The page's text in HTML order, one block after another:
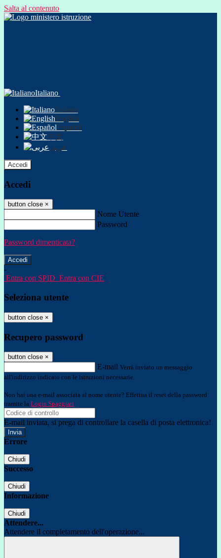
Salta al contenuto
Italiano
Italiano
English
Español
中文
عربى
Accedi
Accedi
button close ×
Nome Utente
Password
Password dimenticata?
-
Entra con SPID Entra con CIE
Seleziona utente
button close ×
Recupero password
button close ×
E-mail Verrà inviato un messaggio
all'indirizzo indicato con le istruzioni necessarie.
Non hai una e-mail associata al nome utente? Effettua il reset della password
tramite la Login Spaggiari
E-mail inviata, si prega di controllare la casella di posta elettronica!
Errore
Chiudi
Successo
Chiudi
Informazione
Chiudi
Attendere...
Attendere il completamento dell'operazione...